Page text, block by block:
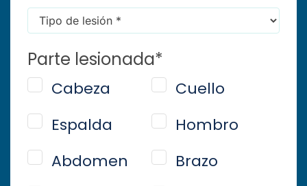
Injury
Type*
Parte lesionada*
Cabeza
Cuello
Espalda
Hombro
Abdomen
Brazo